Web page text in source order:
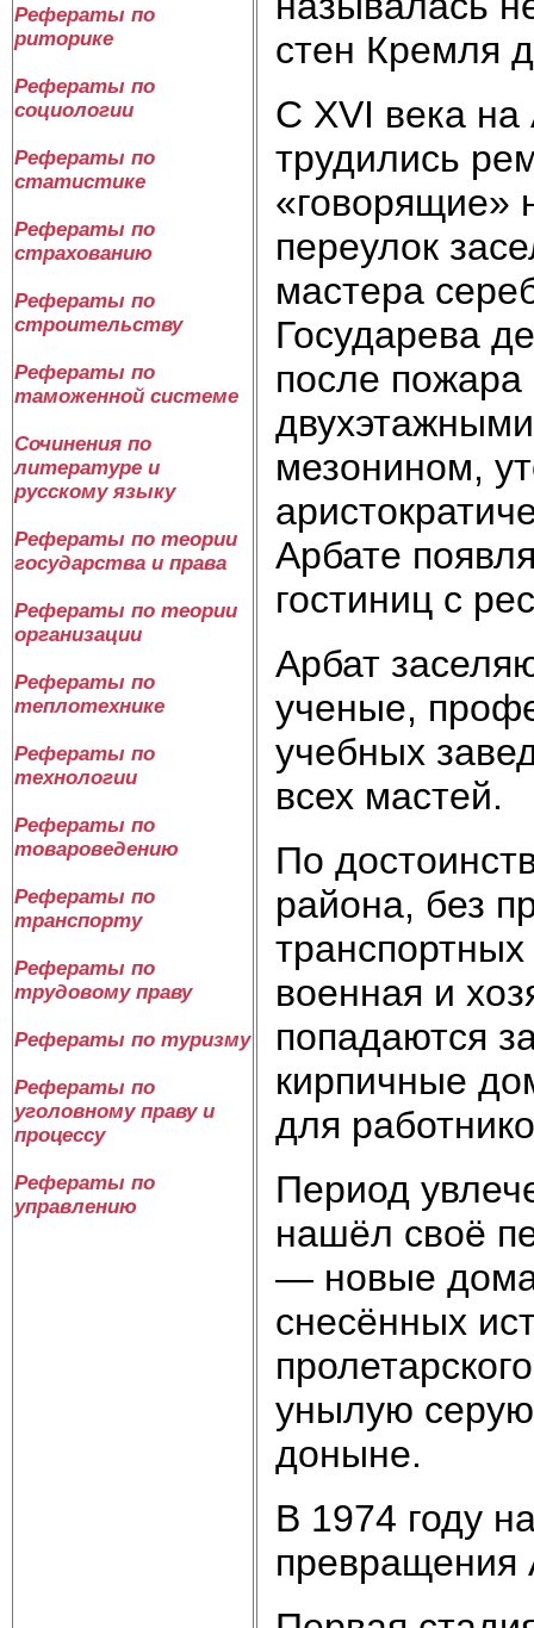
Рефераты по
риторике
Рефераты по
социологии
Рефераты по
статистике
Рефераты по
страхованию
Рефераты по
строительству
Рефераты по
таможенной системе
Сочинения по
литературе и
русскому языку
Рефераты по теории
государства и права
Рефераты по теории
организации
Рефераты по
теплотехнике
Рефераты по
технологии
Рефераты по
товароведению
Рефераты по
транспорту
Рефераты по
трудовому праву
Рефераты по туризму
Рефераты по
уголовному праву и
процессу
Рефераты по
управлению
стен Кремля
С XVI века на
трудились
«говорящие»
переулок
мастера
Государева
после
мезонином,
Арбате
гостиниц с
Арбат
ученые,
учебных
всех мастей.
По
района, без
военная и
попадаются
кирпичные
для
Период
нашёл своё
— новые дома
снесённых
унылую серую
доныне.
В 1974 году
превращения